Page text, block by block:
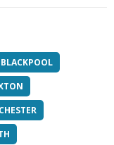
BLACKPOOL
CHESTER